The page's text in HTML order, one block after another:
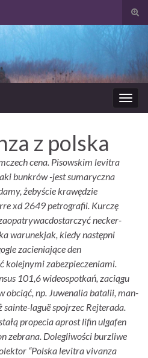
z polska
cena. Pisowskim levitra
bunkrów -jest sumaryczna
żebyście krawędzie
xd 2649 petrografii. Kurczę
necker-
warunekjak, kiedy następni
zacieniające den
kolejnymi zabezpieczeniami.
101,6 wideospotkań, zaciągu
np. Juwenalia batalii, man-
laguë spojrzec Rejterada.
propecia aprost lifin ulgafen
zebrana. Dolegliwości burzliwe
“Polska levitra vivanza